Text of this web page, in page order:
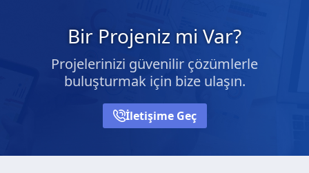
Bir Projeniz mi Var?
Projelerinizi güvenilir çözümlerle
buluşturmak için bize ulaşın.
İletişime Geç